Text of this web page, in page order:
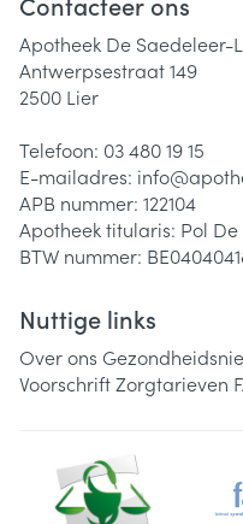
Apotheek De Saedeleer-
Antwerpsestraat 149
2500 Lier
Telefoon: 03 480 19 15
E-mailadres: info@
APB nummer: 122104
Apotheek titularis: Pol
BTW nummer:
Nuttige links
Over ons
VoorschriftZorgtarieven